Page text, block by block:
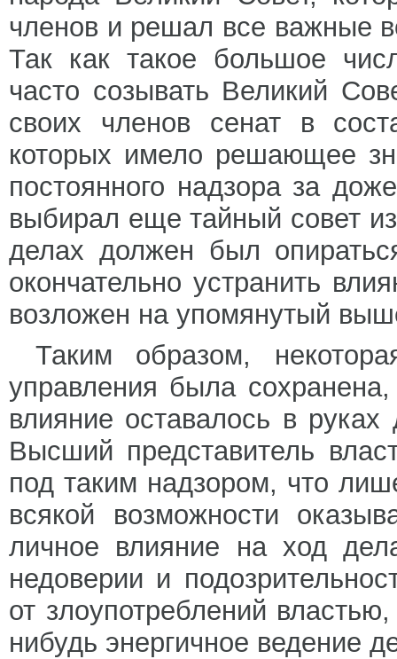
членов и решал все важные
Так как такое большое
часто созывать Великий
своих членов сенат в
которых имело решающее
постоянного надзора за
выбирал еще тайный совет
делах должен был
окончательно устранить
возложен на упомянутый
Таким образом,
управления была
влияние оставалось в
Высший представитель
под таким надзором, что
всякой возможности
личное влияние на ход
недоверии и
от злоупотреблений
нибудь энергичное ведение